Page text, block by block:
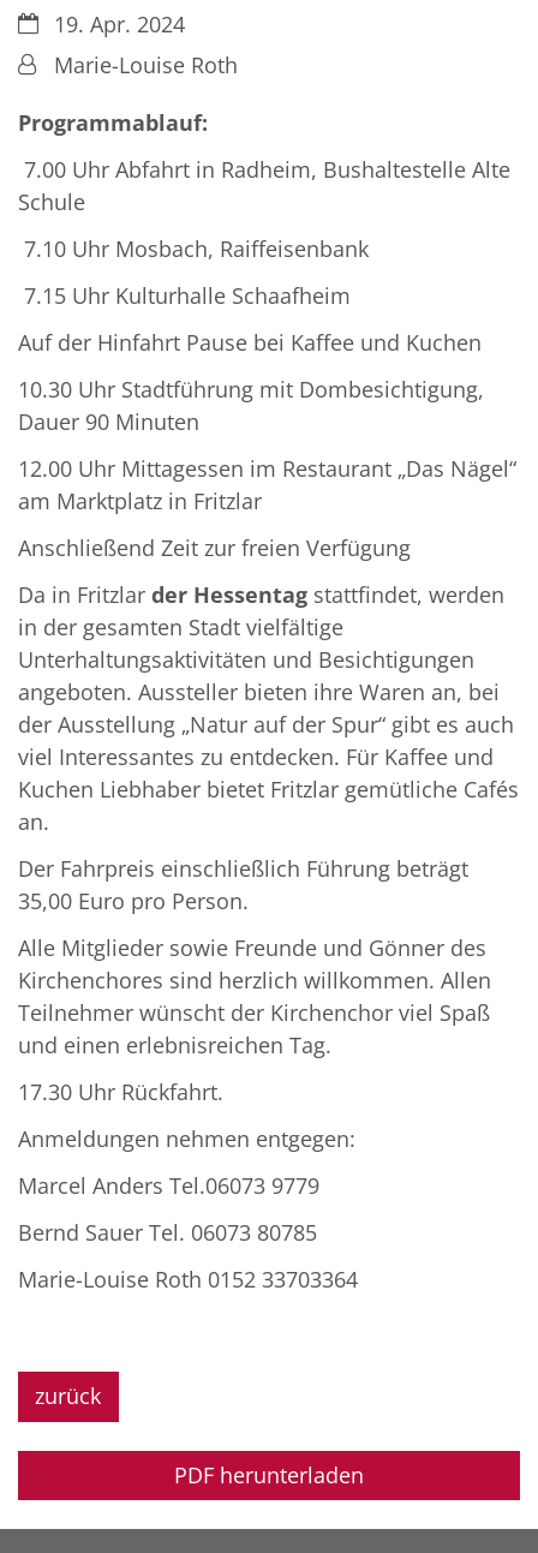
Datum:19. Apr. 2024
Von:Marie-Louise Roth
Programmablauf:
7.00 Uhr Abfahrt in Radheim, Bushaltestelle Alte
Schule
7.10 Uhr Mosbach, Raiffeisenbank
7.15 Uhr Kulturhalle Schaafheim
Auf der Hinfahrt Pause bei Kaffee und Kuchen
10.30 Uhr Stadtführung mit Dombesichtigung,
Dauer 90 Minuten
12.00 Uhr Mittagessen im Restaurant „Das Nägel“
am Marktplatz in Fritzlar
Anschließend Zeit zur freien Verfügung
Da in Fritzlar der Hessentag stattfindet, werden
in der gesamten Stadt vielfältige
Unterhaltungsaktivitäten und Besichtigungen
angeboten. Aussteller bieten ihre Waren an, bei
der Ausstellung „Natur auf der Spur“ gibt es auch
viel Interessantes zu entdecken. Für Kaffee und
Kuchen Liebhaber bietet Fritzlar gemütliche Cafés
an.
Der Fahrpreis einschließlich Führung beträgt
35,00 Euro pro Person.
Alle Mitglieder sowie Freunde und Gönner des
Kirchenchores sind herzlich willkommen. Allen
Teilnehmer wünscht der Kirchenchor viel Spaß
und einen erlebnisreichen Tag.
17.30 Uhr Rückfahrt.
Anmeldungen nehmen entgegen:
Marcel Anders Tel.06073 9779
Bernd Sauer Tel. 06073 80785
Marie-Louise Roth 0152 33703364
zurück
PDF herunterladen